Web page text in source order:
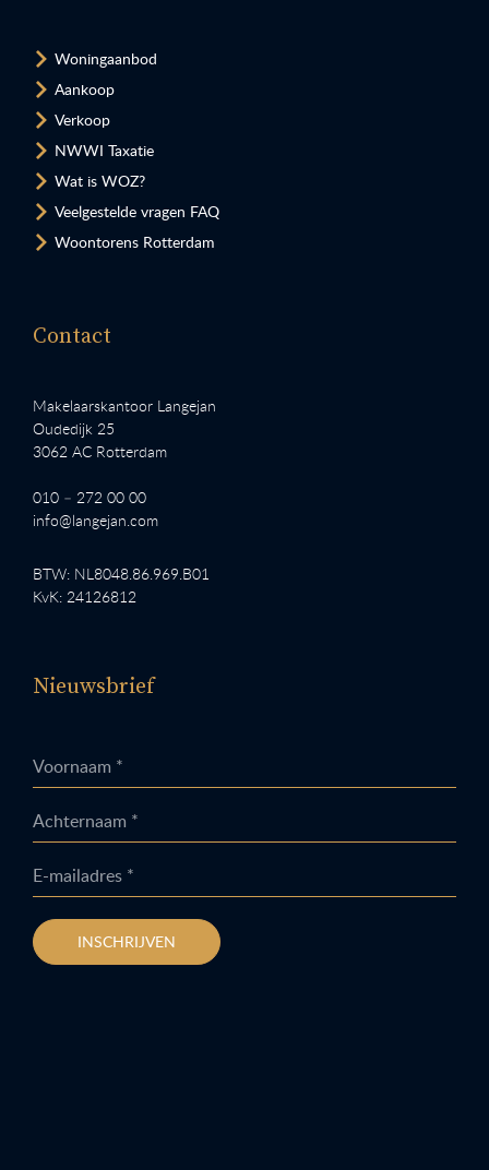
Woningaanbod
Aankoop
Verkoop
NWWI Taxatie
Wat is WOZ?
Veelgestelde vragen FAQ
Woontorens Rotterdam
Contact
Makelaarskantoor Langejan
Oudedijk 25
3062 AC Rotterdam
010 – 272 00 00
info@langejan.com
BTW: NL8048.86.969.B01
KvK: 24126812
Nieuwsbrief
Voornaam *
Achternaam *
E-mailadres *
INSCHRIJVEN